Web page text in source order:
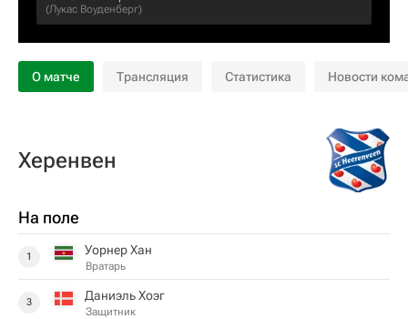
(Лукас Воуденберг)
О матче Трансляция Статистика Новости
Херенвен
На поле
1 Уорнер Хан
Вратарь
3 Даниэль Хоэг
Защитник